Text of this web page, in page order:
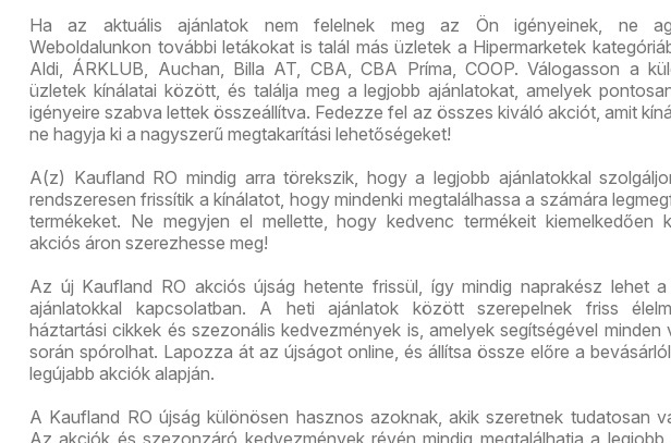
Ha az aktuális ajánlatok nem felelnek meg az Ön igényeinek, ne
Weboldalunkon további letákokat is talál más üzletek a Hipermarketek
Aldi, ÁRKLUB, Auchan, Billa AT, CBA, CBA Príma, COOP. Válogasson a
üzletek kínálatai között, és találja meg a legjobb ajánlatokat, amelyek
igényeire szabva lettek összeállítva. Fedezze fel az összes kiváló akciót, amit
ne hagyja ki a nagyszerű megtakarítási lehetőségeket!
A(z) Kaufland RO mindig arra törekszik, hogy a legjobb ajánlatokkal
rendszeresen frissítik a kínálatot, hogy mindenki megtalálhassa a számára
termékeket. Ne megyjen el mellette, hogy kedvenc termékeit kiemelkedően
akciós áron szerezhesse meg!
Az új Kaufland RO akciós újság hetente frissül, így mindig naprakész lehet a
ajánlatokkal kapcsolatban. A heti ajánlatok között szerepelnek friss
háztartási cikkek és szezonális kedvezmények is, amelyek segítségével minden
során spórolhat. Lapozza át az újságot online, és állítsa össze előre a
legújabb akciók alapján.
A Kaufland RO újság különösen hasznos azoknak, akik szeretnek tudatosan